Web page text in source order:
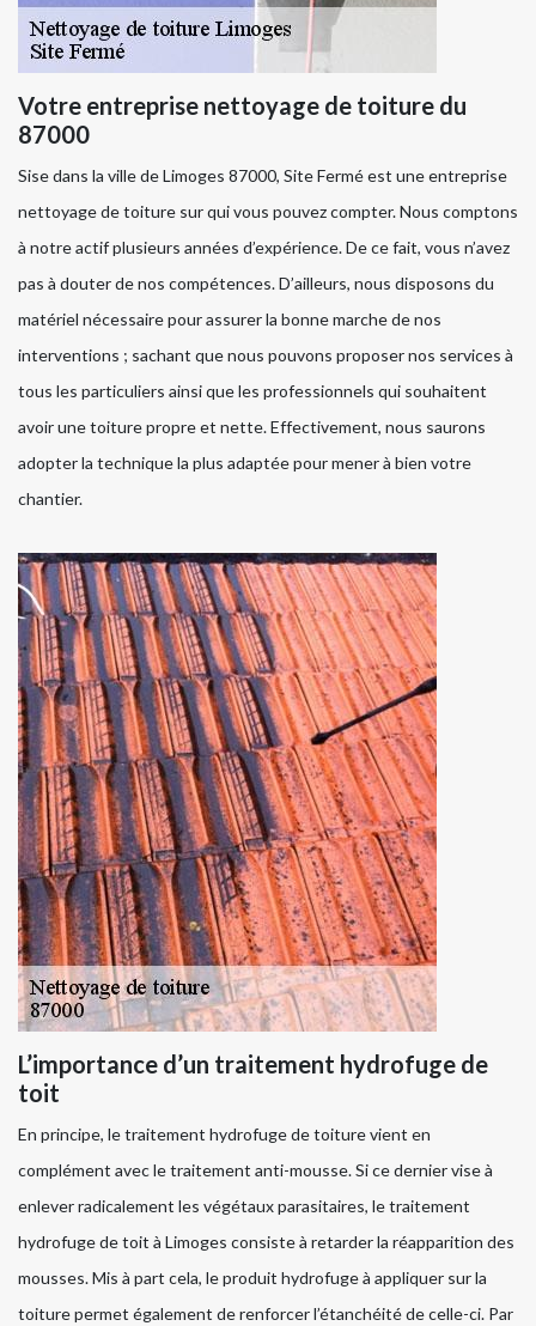
Votre entreprise nettoyage de toiture du
87000
Sise dans la ville de Limoges 87000, Site Fermé est une entreprise
nettoyage de toiture sur qui vous pouvez compter. Nous comptons
à notre actif plusieurs années d’expérience. De ce fait, vous n’avez
pas à douter de nos compétences. D’ailleurs, nous disposons du
matériel nécessaire pour assurer la bonne marche de nos
interventions ; sachant que nous pouvons proposer nos services à
tous les particuliers ainsi que les professionnels qui souhaitent
avoir une toiture propre et nette. Effectivement, nous saurons
adopter la technique la plus adaptée pour mener à bien votre
chantier.
L’importance d’un traitement hydrofuge de
toit
En principe, le traitement hydrofuge de toiture vient en
complément avec le traitement anti-mousse. Si ce dernier vise à
enlever radicalement les végétaux parasitaires, le traitement
hydrofuge de toit à Limoges consiste à retarder la réapparition des
mousses. Mis à part cela, le produit hydrofuge à appliquer sur la
toiture permet également de renforcer l’étanchéité de celle-ci. Par